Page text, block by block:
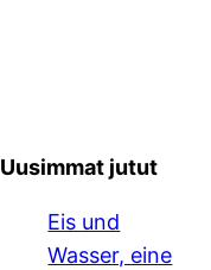
Uusimmat jutut
Eis und
Wasser, eine